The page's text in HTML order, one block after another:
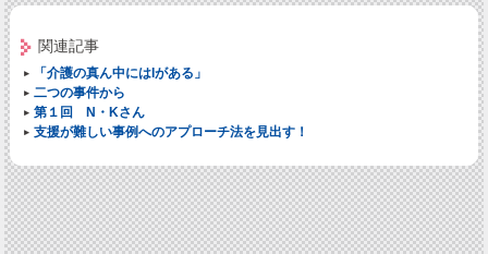
関連記事
「介護の真ん中にはIがある」
二つの事件から
第１回 N・Kさん
支援が難しい事例へのアプローチ法を見出す！